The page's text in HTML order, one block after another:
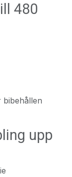
480
bibehållen
upp